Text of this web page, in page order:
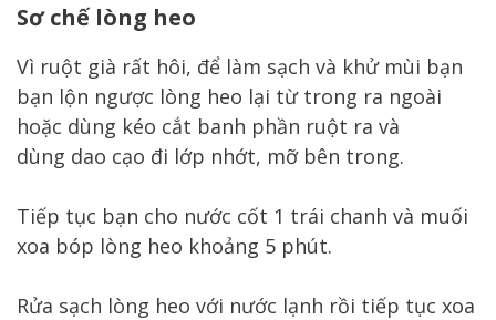
Sơ chế lòng heo
Vì ruột già rất hôi, để làm sạch và khử mùi bạn
bạn lộn ngược lòng heo lại từ trong ra ngoài
hoặc dùng kéo cắt banh phần ruột ra và
dùng dao cạo đi lớp nhớt, mỡ bên trong.
Tiếp tục bạn cho nước cốt 1 trái chanh và muối
xoa bóp lòng heo khoảng 5 phút.
Rửa sạch lòng heo với nước lạnh rồi tiếp tục xoa